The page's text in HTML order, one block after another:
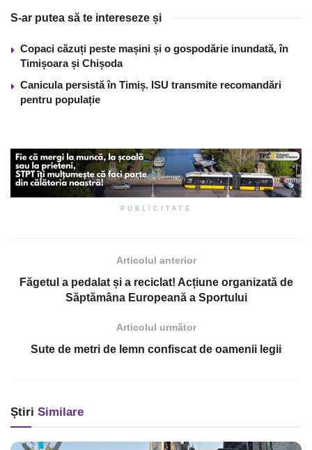
S-ar putea să te intereseze și
Copaci căzuți peste mașini și o gospodărie inundată, în
Timișoara și Chișoda
Canicula persistă în Timiș. ISU transmite recomandări
pentru populație
PUBLICITATE
Articolul anterior
Făgetul a pedalat și a reciclat! Acțiune organizată de
Săptămâna Europeană a Sportului
Articolul următor
Sute de metri de lemn confiscat de oamenii legii
Știri Similare